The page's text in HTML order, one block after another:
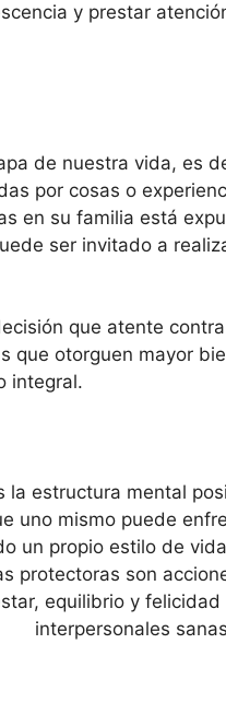
y prestar
de nuestra vida, es
por cosas o
en su familia está
ser invitado a
que atente
que otorguen mayor
integral.
la estructura mental
uno mismo puede
un propio estilo de
protectoras son
equilibrio y
interpersonales